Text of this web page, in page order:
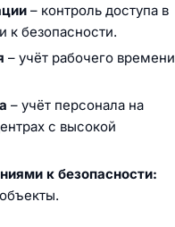
– контроль доступа в
к безопасности.
– учёт рабочего времени
– учёт персонала на
с высокой
к безопасности: